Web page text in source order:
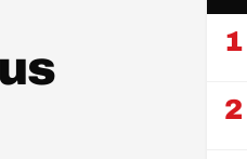
1
2